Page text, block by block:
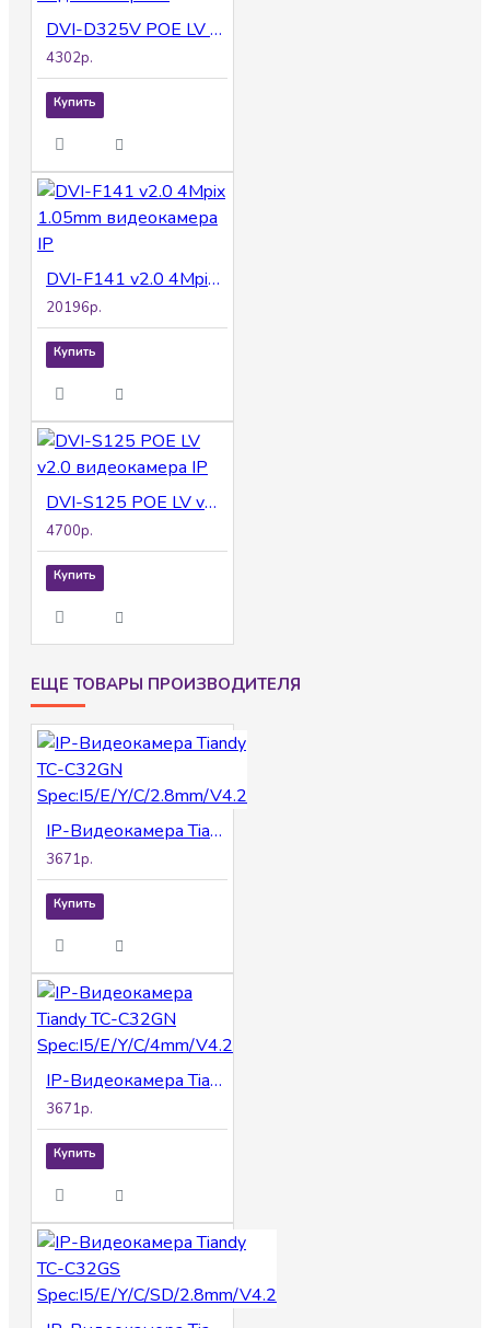
DVI-D325V POE LV видеокамера IP
4302р.
Купить
DVI-F141 v2.0 4Mpix 1.05mm видеокамера IP
20196р.
Купить
DVI-S125 POE LV v2.0 видеокамера IP
4700р.
Купить
ЕЩЕ ТОВАРЫ ПРОИЗВОДИТЕЛЯ
IP-Видеокамера Tiandy TC-C32GN Spec:I5/E/Y/C/2.8mm/V4.2
3671р.
Купить
IP-Видеокамера Tiandy TC-C32GN Spec:I5/E/Y/C/4mm/V4.2
3671р.
Купить